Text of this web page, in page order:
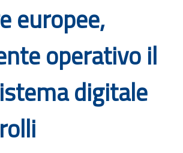
europee,
operativo il
digitale